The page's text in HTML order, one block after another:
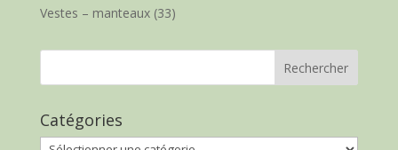
Vestes – manteaux(33)
Catégories
Catégories